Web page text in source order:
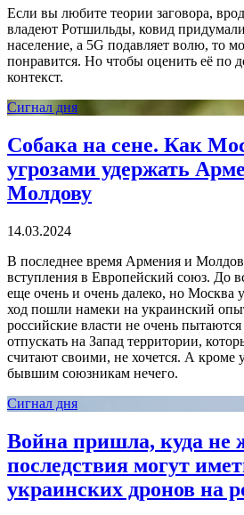
Если вы любите теории заговора,
владеют Ротшильды, ковид
население, а 5G подавляет волю, то
понравится. Но чтобы оценить её по
контекст.
Сигнал дня
Собака на сене. Как
угрозами удержать
Молдову
14.03.2024
В последнее время Армения и
вступления в Европейский союз. До
еще очень и очень далеко, но Москва
ход пошли намеки на украинский
российские власти не очень
отпускать на Запад территории,
считают своими, не хочется. А кроме
бывшим союзникам нечего.
Сигнал дня
Война пришла, куда не
последствия могут
украинских дронов на